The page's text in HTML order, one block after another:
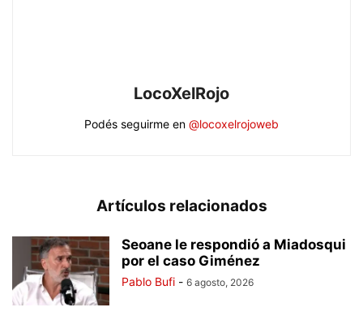
LocoXelRojo
Podés seguirme en @locoxelrojoweb
Artículos relacionados
Seoane le respondió a Miadosqui
por el caso Giménez
Pablo Bufi - 6 agosto, 2026